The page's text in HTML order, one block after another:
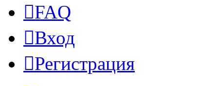
FAQ
Вход
Регистрация